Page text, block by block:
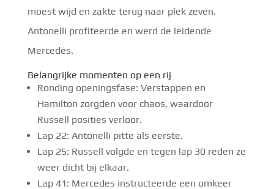
moest wijd en zakte terug naar plek zeven.
Antonelli profiteerde en werd de leidende
Mercedes.
Belangrijke momenten op een rij
Ronding openingsfase: Verstappen en
Hamilton zorgden voor chaos, waardoor
Russell posities verloor.
Lap 22: Antonelli pitte als eerste.
Lap 25: Russell volgde en tegen lap 30 reden ze
weer dicht bij elkaar.
Lap 41: Mercedes instructeerde een omkeer